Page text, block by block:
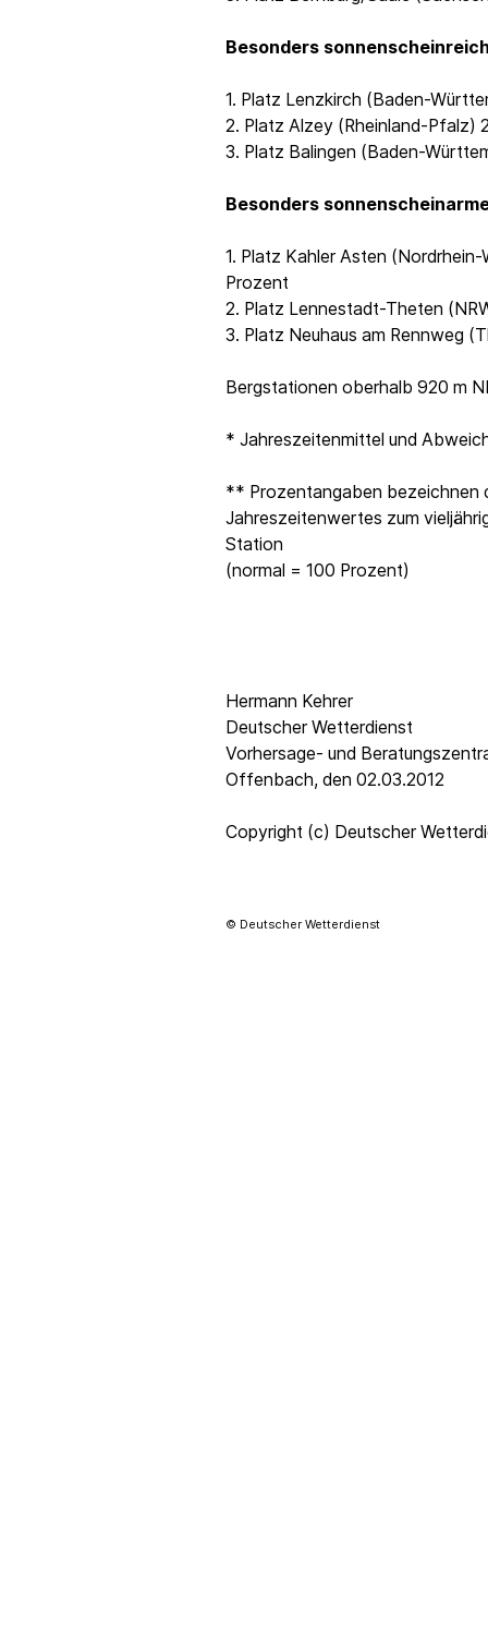
Besonders
1. Platz Lenzkirch (Baden-
2. Platz Alzey (Rheinland-Pfalz)
3. Platz Balingen (Baden-
Besonders
1. Platz Kahler Asten
Prozent
2. Platz Lennestadt-Theten
3. Platz Neuhaus am Rennweg
Bergstationen oberhalb 920 m
* Jahreszeitenmittel und
** Prozentangaben bezeichnen
Jahreszeitenwertes zum
Station
(normal = 100 Prozent)
Hermann Kehrer
Deutscher Wetterdienst
Vorhersage- und
Offenbach, den 02.03.2012
Copyright (c) Deutscher
© Deutscher Wetterdienst